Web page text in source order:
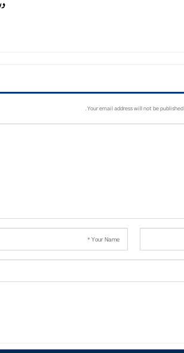
Your email address will not be published.